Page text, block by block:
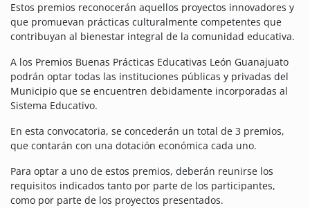
Estos premios reconocerán aquellos proyectos innovadores y
que promuevan prácticas culturalmente competentes que
contribuyan al bienestar integral de la comunidad educativa.
A los Premios Buenas Prácticas Educativas León Guanajuato
podrán optar todas las instituciones públicas y privadas del
Municipio que se encuentren debidamente incorporadas al
Sistema Educativo.
En esta convocatoria, se concederán un total de 3 premios,
que contarán con una dotación económica cada uno.
Para optar a uno de estos premios, deberán reunirse los
requisitos indicados tanto por parte de los participantes,
como por parte de los proyectos presentados.